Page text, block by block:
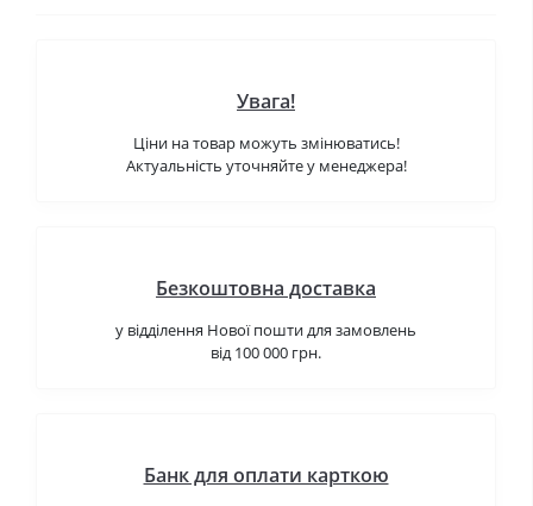
Увага!
Ціни на товар можуть змінюватись!
Актуальність уточняйте у менеджера!
Безкоштовна доставка
у відділення Нової пошти для замовлень
від 100 000 грн.
Банк для оплати карткою